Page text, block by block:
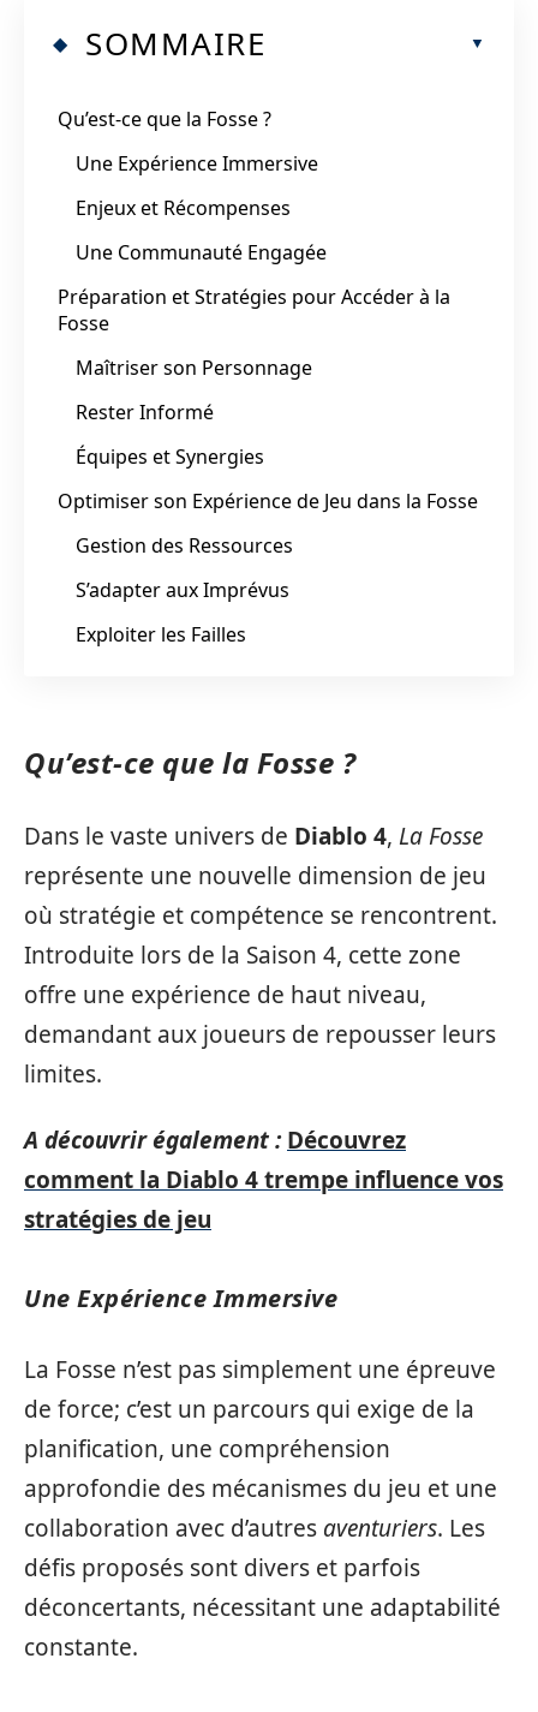
SOMMAIRE
Qu’est-ce que la Fosse ?
Une Expérience Immersive
Enjeux et Récompenses
Une Communauté Engagée
Préparation et Stratégies pour Accéder à la
Fosse
Maîtriser son Personnage
Rester Informé
Équipes et Synergies
Optimiser son Expérience de Jeu dans la Fosse
Gestion des Ressources
S’adapter aux Imprévus
Exploiter les Failles
Qu’est-ce que la Fosse ?
Dans le vaste univers de Diablo 4, La Fosse
représente une nouvelle dimension de jeu
où stratégie et compétence se rencontrent.
Introduite lors de la Saison 4, cette zone
offre une expérience de haut niveau,
demandant aux joueurs de repousser leurs
limites.
A découvrir également : Découvrez
comment la Diablo 4 trempe influence vos
stratégies de jeu
Une Expérience Immersive
La Fosse n’est pas simplement une épreuve
de force; c’est un parcours qui exige de la
planification, une compréhension
approfondie des mécanismes du jeu et une
collaboration avec d’autres aventuriers. Les
défis proposés sont divers et parfois
déconcertants, nécessitant une adaptabilité
constante.